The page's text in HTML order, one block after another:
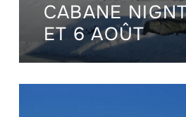
CABANE
ET 6 AOÛT